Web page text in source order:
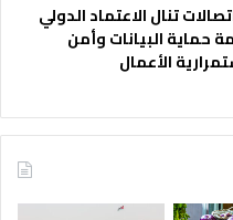
تنال الاعتماد الدولي
حماية البيانات وأمن
الأعمال